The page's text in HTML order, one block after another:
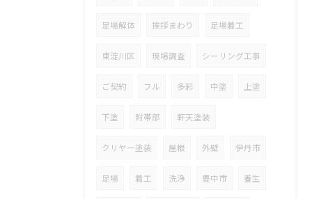
足場解体 挨拶まわり 足場着工
東淀川区 現場調査 シーリング工事
ご契約 フル 多彩 中塗 上塗
下塗 附帯部 軒天塗装
クリヤー塗装 屋根 外壁 伊丹市
足場 着工 洗浄 豊中市 養生